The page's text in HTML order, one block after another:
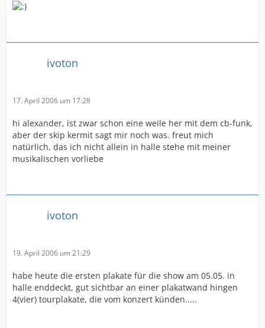
ivoton
17. April 2006 um 17:28
hi alexander, ist zwar schon eine weile her mit dem cb-funk,
aber der skip kermit sagt mir noch was. freut mich
natürlich, das ich nicht allein in halle stehe mit meiner
musikalischen vorliebe
ivoton
19. April 2006 um 21:29
habe heute die ersten plakate für die show am 05.05. in
halle enddeckt, gut sichtbar an einer plakatwand hingen
4(vier) tourplakate, die vom konzert künden.....